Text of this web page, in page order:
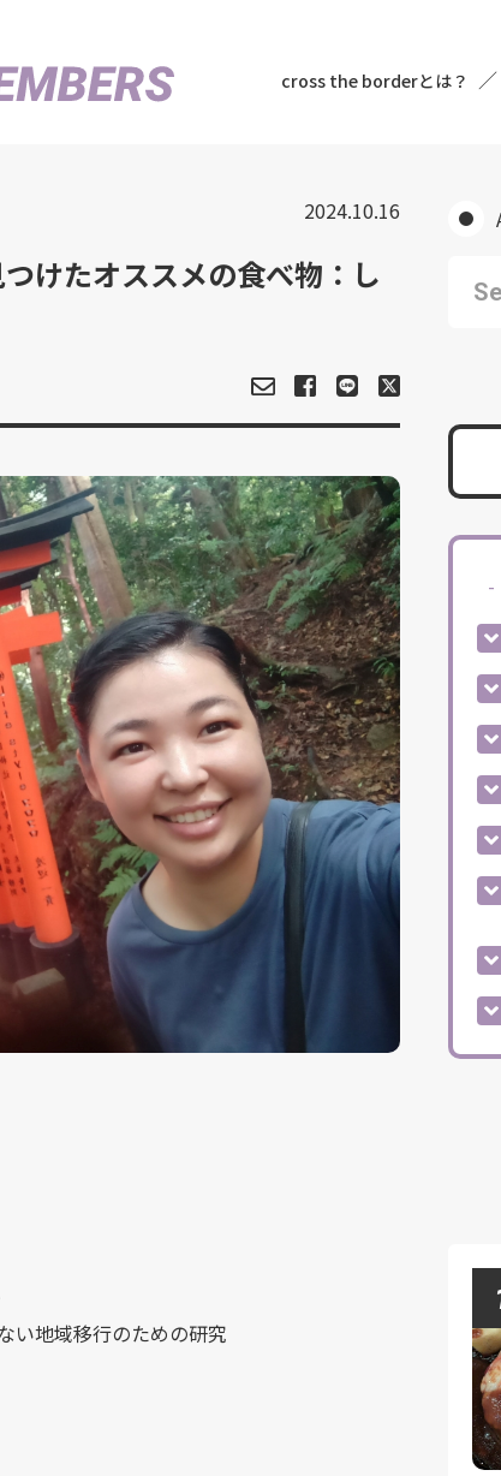
cross the borderとは？
2024.10.16
けたオススメの食べ物：し
い地域移行のための研究